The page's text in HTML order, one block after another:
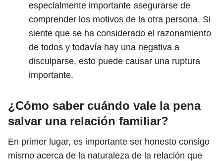
especialmente importante asegurarse de
comprender los motivos de la otra persona. Si
siente que se ha considerado el razonamiento
de todos y todavía hay una negativa a
disculparse, esto puede causar una ruptura
importante.
¿Cómo saber cuándo vale la pena
salvar una relación familiar?
En primer lugar, es importante ser honesto consigo
mismo acerca de la naturaleza de la relación que